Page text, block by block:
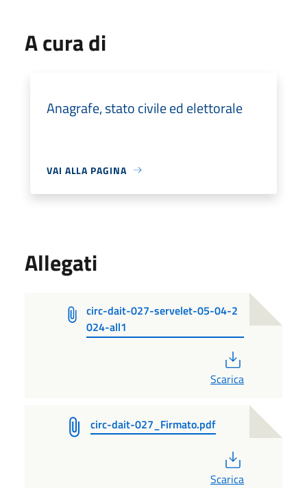
A cura di
Anagrafe, stato civile ed elettorale
VAI ALLA PAGINA
Allegati
circ-dait-027-servelet-05-04-2
024-all1
Scarica
circ-dait-027_Firmato.pdf
Scarica